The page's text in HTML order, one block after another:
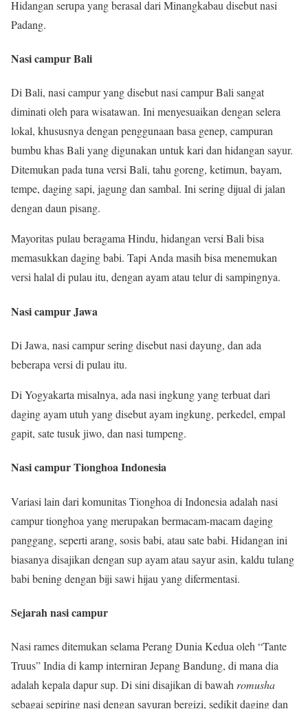
Hidangan serupa yang berasal dari Minangkabau disebut nasi
Padang.
Nasi campur Bali
Di Bali, nasi campur yang disebut nasi campur Bali sangat
diminati oleh para wisatawan. Ini menyesuaikan dengan selera
lokal, khususnya dengan penggunaan basa genep, campuran
bumbu khas Bali yang digunakan untuk kari dan hidangan sayur.
Ditemukan pada tuna versi Bali, tahu goreng, ketimun, bayam,
tempe, daging sapi, jagung dan sambal. Ini sering dijual di jalan
dengan daun pisang.
Mayoritas pulau beragama Hindu, hidangan versi Bali bisa
memasukkan daging babi. Tapi Anda masih bisa menemukan
versi halal di pulau itu, dengan ayam atau telur di sampingnya.
Nasi campur Jawa
Di Jawa, nasi campur sering disebut nasi dayung, dan ada
beberapa versi di pulau itu.
Di Yogyakarta misalnya, ada nasi ingkung yang terbuat dari
daging ayam utuh yang disebut ayam ingkung, perkedel, empal
gapit, sate tusuk jiwo, dan nasi tumpeng.
Nasi campur Tionghoa Indonesia
Variasi lain dari komunitas Tionghoa di Indonesia adalah nasi
campur tionghoa yang merupakan bermacam-macam daging
panggang, seperti arang, sosis babi, atau sate babi. Hidangan ini
biasanya disajikan dengan sup ayam atau sayur asin, kaldu tulang
babi bening dengan biji sawi hijau yang difermentasi.
Sejarah nasi campur
Nasi rames ditemukan selama Perang Dunia Kedua oleh “Tante
Truus” India di kamp interniran Jepang Bandung, di mana dia
adalah kepala dapur sup. Di sini disajikan di bawah romusha
sebagai sepiring nasi dengan sayuran bergizi, sedikit daging dan